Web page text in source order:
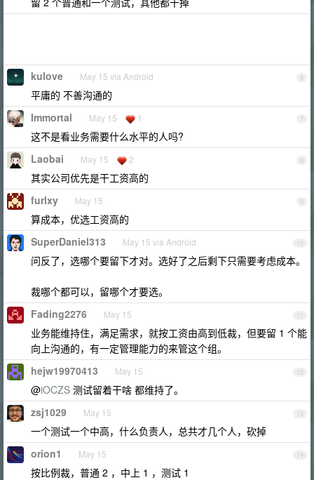
6
kulove May 15 via Android
平庸的 不善沟通的
7
Immortal May 15 1
这不是看业务需要什么水平的人吗?
8
Laobai May 15 2
其实公司优先是干工资高的
9
furlxy May 15
算成本，优选工资高的
10
SuperDaniel313 May 15 via Android
问反了，选哪个要留下才对。选好了之后剩下只需要考虑成本。
裁哪个都可以，留哪个才要选。
11
Fading2276 May 15
业务能维持住，满足需求，就按工资由高到低裁，但要留 1 个能
向上沟通的，有一定管理能力的来管这个组。
12
hejw19970413 May 15
@iOCZS 测试留着干啥 都维持了。
13
zsj1029 May 15
一个测试一个中高，什么负责人，总共才几个人，砍掉
14
orion1 May 15
按比例裁，普通 2 ，中上 1 ，测试 1